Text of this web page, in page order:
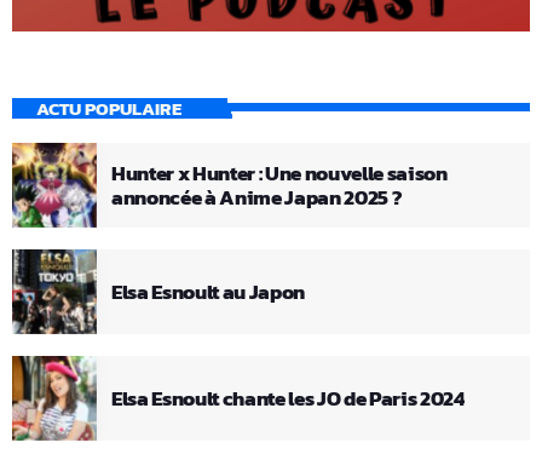
ACTU POPULAIRE
Hunter x Hunter : Une nouvelle saison
annoncée à Anime Japan 2025 ?
Elsa Esnoult au Japon
Elsa Esnoult chante les JO de Paris 2024